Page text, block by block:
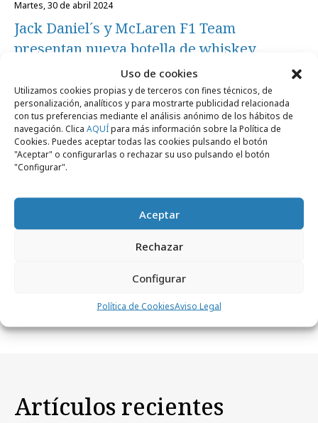
Uso de cookies
Utilizamos cookies propias y de terceros con fines técnicos, de
personalización, analíticos y para mostrarte publicidad relacionada
con tus preferencias mediante el análisis anónimo de los hábitos de
navegación. Clica AQUÍpara más información sobre la Política de
Cookies. Puedes aceptar todas las cookies pulsando el botón
"Aceptar" o configurarlas o rechazar su uso pulsando el botón
"Configurar".
Aceptar
Rechazar
Configurar
Política de CookiesAviso Legal
martes, 30 de abril 2024
Jack Daniel´s y McLaren F1 Team
presentan nueva botella de whiskey
Campañas
Jack Daniel´s celebra su alianza con el
equipo McLaren de Fórmula 1
Artículos recientes